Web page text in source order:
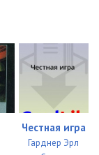
Честная игра
Гарднер Эрл